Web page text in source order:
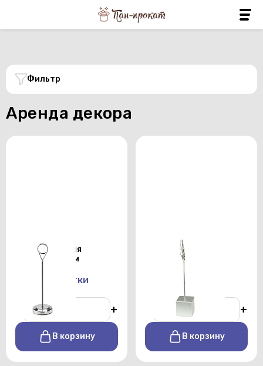
Фильтр
Аренда декора
Держатель для
номерков 25см
От 100 р./сутки
+
В корзину
Держатель для
номерков 15см
От 50 р./сутки
+
В корзину